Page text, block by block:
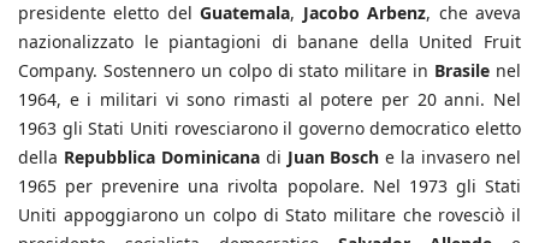
presidente eletto delGuatemala, Jacobo Arbenz, che aveva
nazionalizzato le piantagioni di banane della United Fruit
Company. Sostennero un colpo di stato militare in Brasile nel
1964, e i militari vi sono rimasti al potere per 20 anni. Nel
1963 gli Stati Uniti rovesciarono il governo democratico eletto
della Repubblica Dominicanadi Juan Bosch e la invasero nel
1965 per prevenire una rivolta popolare. Nel 1973 gli Stati
Uniti appoggiarono un colpo di Stato militare che rovesciò il